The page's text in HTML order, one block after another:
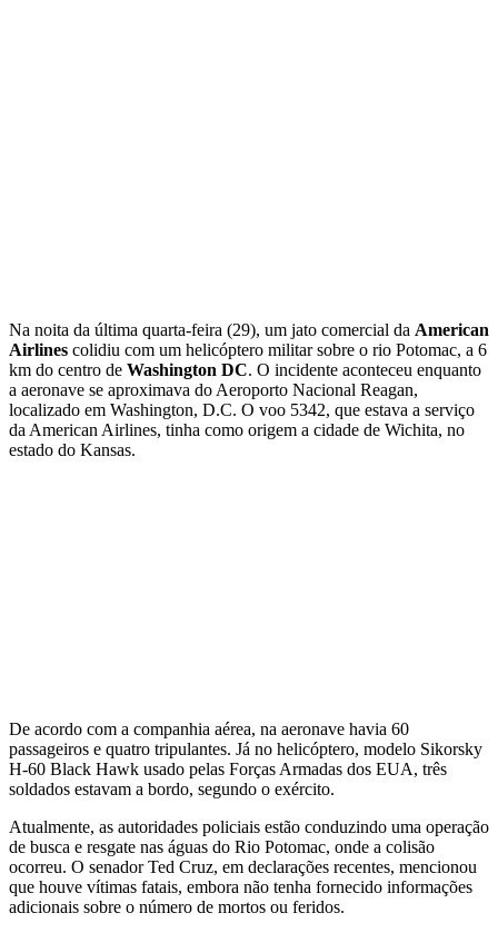
Na noita da última quarta-feira (29), um jato comercial da American
Airlines colidiu com um helicóptero militar sobre o rio Potomac, a 6
km do centro de Washington DC. O incidente aconteceu enquanto
a aeronave se aproximava do Aeroporto Nacional Reagan,
localizado em Washington, D.C. O voo 5342, que estava a serviço
da American Airlines, tinha como origem a cidade de Wichita, no
estado do Kansas.
De acordo com a companhia aérea, na aeronave havia 60
passageiros e quatro tripulantes. Já no helicóptero, modelo Sikorsky
H-60 Black Hawk usado pelas Forças Armadas dos EUA, três
soldados estavam a bordo, segundo o exército.
Atualmente, as autoridades policiais estão conduzindo uma operação
de busca e resgate nas águas do Rio Potomac, onde a colisão
ocorreu. O senador Ted Cruz, em declarações recentes, mencionou
que houve vítimas fatais, embora não tenha fornecido informações
adicionais sobre o número de mortos ou feridos.